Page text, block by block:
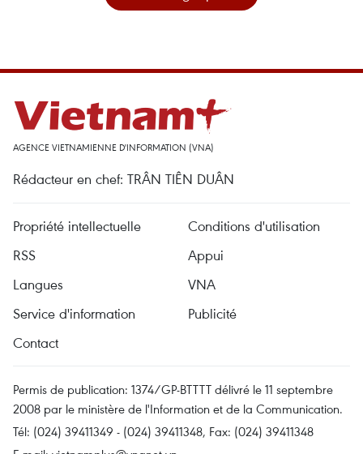
AGENCE VIETNAMIENNE D'INFORMATION (VNA)
Rédacteur en chef: TRÂN TIÊN DUÂN
Propriété intellectuelle
Conditions d'utilisation
RSS
Appui
Langues
VNA
Service d'information
Publicité
Contact
Permis de publication: 1374/GP-BTTTT délivré le 11 septembre
2008 par le ministère de l'Information et de la Communication.
Tél: (024) 39411349 - (024) 39411348, Fax: (024) 39411348